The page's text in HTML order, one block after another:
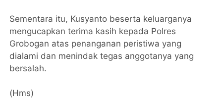
Sementara itu, Kusyanto beserta keluarganya
mengucapkan terima kasih kepada Polres
Grobogan atas penanganan peristiwa yang
dialami dan menindak tegas anggotanya yang
bersalah.
(Hms)